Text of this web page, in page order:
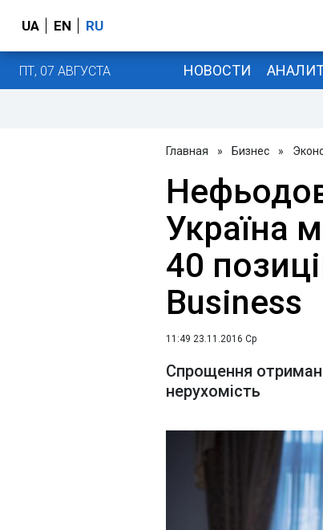
UA EN RU
ПТ, 07 АВГУСТА НОВОСТИ
Главная » Бизнес »
Україна
40
Business
11:49 23.11.2016 Ср
Спрощення
нерухомість